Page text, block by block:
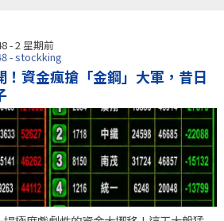
- 2 星期前
- stockking
！資金瘋搶「金鋼」大軍，昔日